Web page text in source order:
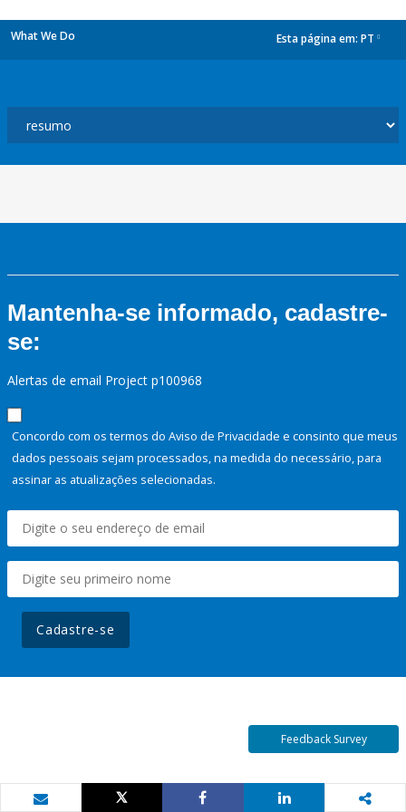
What We Do Esta página em: PT
Mantenha-se informado, cadastre-
se:
Alertas de email Project p100968
Concordo com os termos do Aviso de Privacidade e consinto que meus
dados pessoais sejam processados, na medida do necessário, para
assinar as atualizações selecionadas.
Cadastre-se
Feedback Survey